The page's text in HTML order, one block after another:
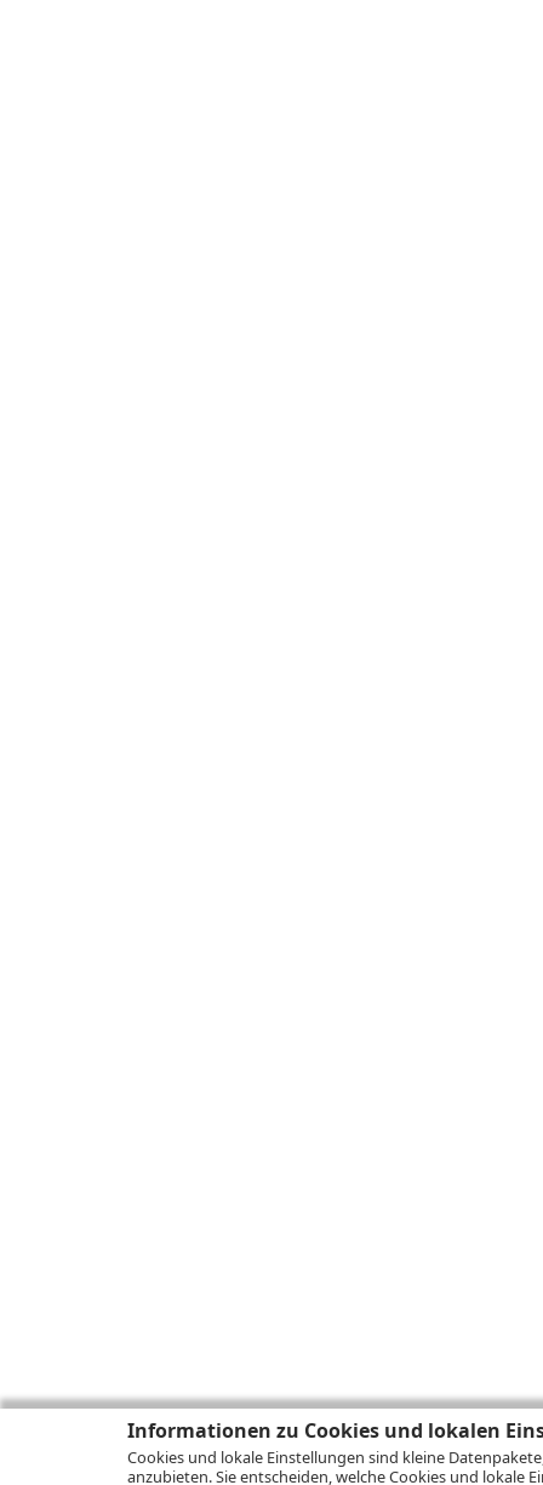
Informationen zu Cookies und lokalen
Cookies und lokale Einstellungen sind kleine
anzubieten. Sie entscheiden, welche Cookies und lokale